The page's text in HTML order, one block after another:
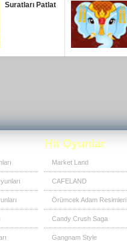
Suratları Patlat
Market Land
CAFELAND
Örümcek Adam Resimleri
Candy Crush Saga
Gangnam Style